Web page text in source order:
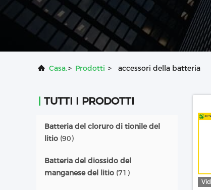
Casa.> Prodotti > accessori della batteria
TUTTI I PRODOTTI
Batteria del cloruro di tionile del
litio (90)
Batteria del diossido del
manganese del litio (71)